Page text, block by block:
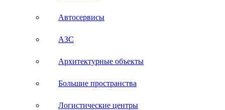
Автосервисы
АЗС
Архитектурные объекты
Большие пространства
Логистические центры